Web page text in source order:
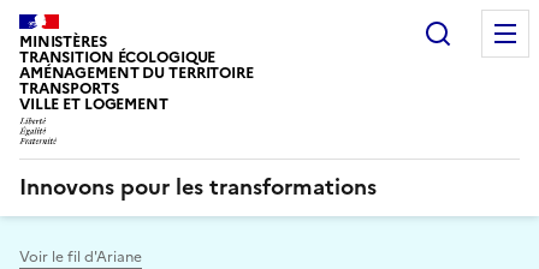
MINISTÈRES
TRANSITION ÉCOLOGIQUE
AMÉNAGEMENT DU TERRITOIRE
TRANSPORTS
VILLE ET LOGEMENT
Innovons pour les transformations
Voir le fil d'Ariane